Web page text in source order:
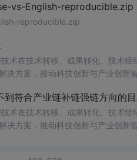
vs-English-reproducible.zip
reproducible.zip
术在技术转移、成果转化、技术
方案，推动科技创新与产业创新智
符合产业链补链强链方向的
术在技术转移、成果转化、技术
方案，推动科技创新与产业创新智